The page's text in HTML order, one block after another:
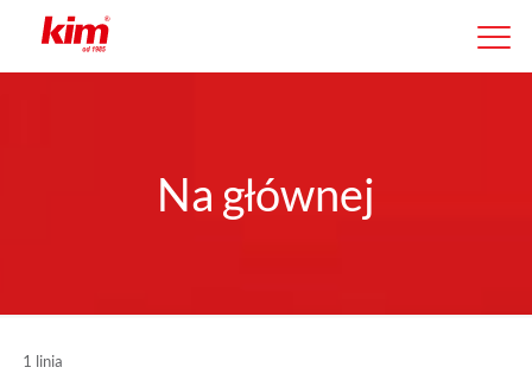
Na głównej
1 linia